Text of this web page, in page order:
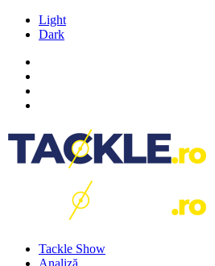
Light
Dark
Tackle Show
Analiză